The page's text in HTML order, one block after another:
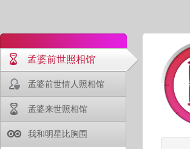
孟婆前世照相馆
孟婆前世情人照相馆
孟婆来世照相馆
我和明星比胸围